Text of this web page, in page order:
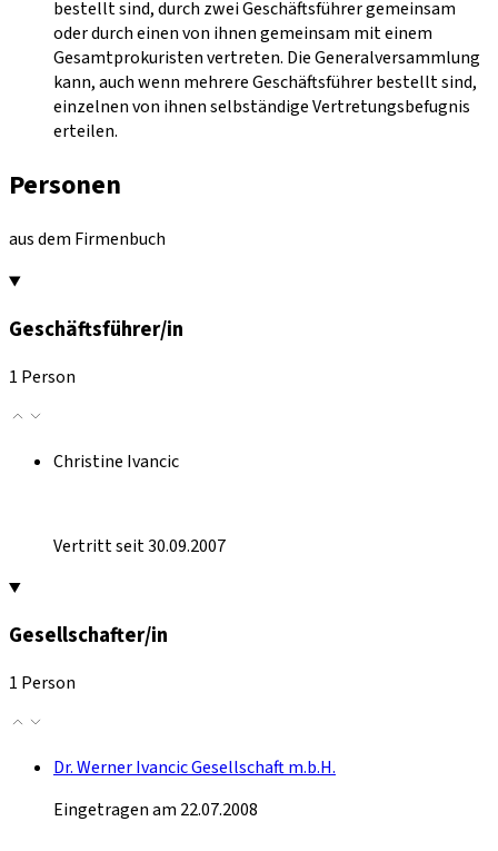
bestellt sind, durch zwei Geschäftsführer gemeinsam
oder durch einen von ihnen gemeinsam mit einem
Gesamtprokuristen vertreten. Die Generalversammlung
kann, auch wenn mehrere Geschäftsführer bestellt sind,
einzelnen von ihnen selbständige Vertretungsbefugnis
erteilen.
Personen
aus dem Firmenbuch
Geschäftsführer/in
1 Person
Christine Ivancic
Vertritt seit 30.09.2007
Gesellschafter/in
1 Person
Dr. Werner Ivancic Gesellschaft m.b.H.
Eingetragen am 22.07.2008